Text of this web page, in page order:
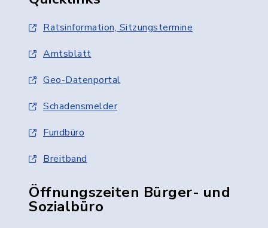
Ratsinformation, Sitzungstermine
Amtsblatt
Geo-Datenportal
Schadensmelder
Fundbüro
Breitband
Öffnungszeiten Bürger- und
Sozialbüro